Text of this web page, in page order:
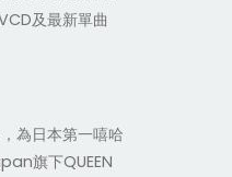
及最新單曲
為日本第一嘻哈
旗下QUEEN